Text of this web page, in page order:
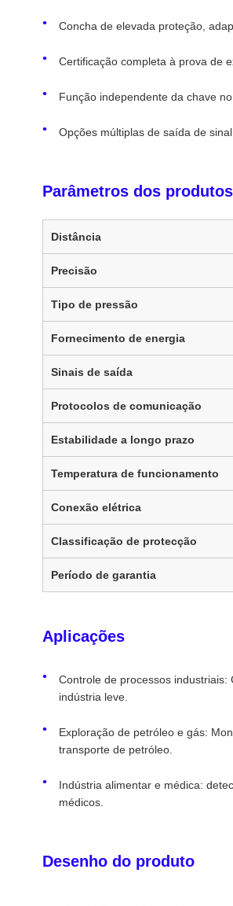
Concha de elevada proteção,
Certificação completa à prova de
Função independente da chave
Opções múltiplas de saída de
Parâmetros dos produtos
Distância
Precisão
Tipo de pressão
Fornecimento de energia
Sinais de saída
Protocolos de comunicação
Estabilidade a longo prazo
Temperatura de funcionamento
Conexão elétrica
Classificação de protecção
Período de garantia
Aplicações
Controle de processos
indústria leve.
Exploração de petróleo e gás:
transporte de petróleo.
Indústria alimentar e médica:
médicos.
Desenho do produto